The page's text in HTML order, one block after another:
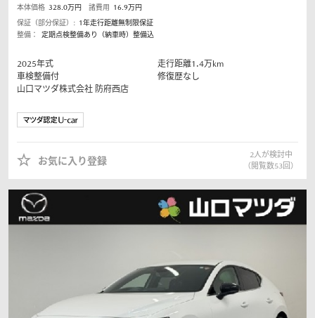
本体価格 328.0万円 諸費用 16.9万円
保証（部分保証）: 1年走行距離無制限保証
整備：
定期点検整備あり（納車時）整備込
2025年式 走行距離1.4万km
車検整備付
修復歴なし
山口マツダ株式会社 防府西店
お気に入り登録
2人が検討中
（閲覧数53回）